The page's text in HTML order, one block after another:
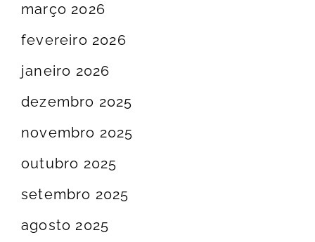
março 2026
fevereiro 2026
janeiro 2026
dezembro 2025
novembro 2025
outubro 2025
setembro 2025
agosto 2025